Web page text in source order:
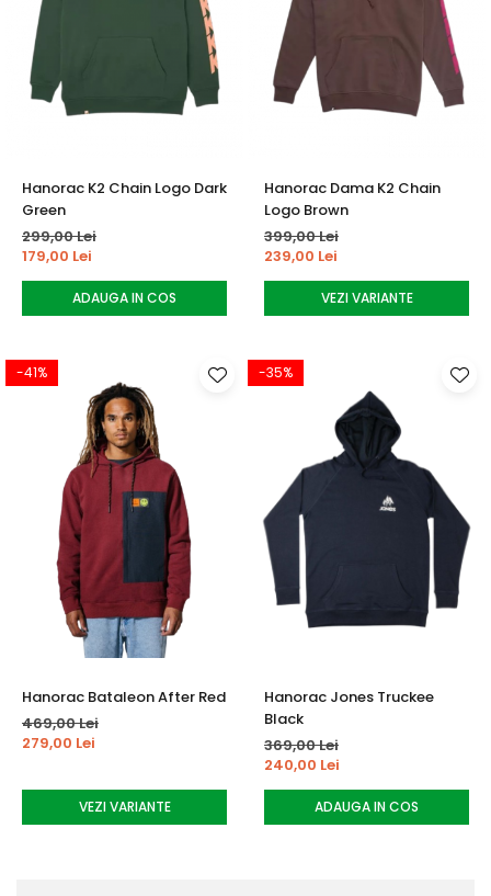
Hanorac K2 Chain Logo Dark
Green
299,00 Lei
179,00 Lei
ADAUGA IN COS
Hanorac Dama K2 Chain
Logo Brown
399,00 Lei
239,00 Lei
VEZI VARIANTE
-41%
Hanorac Bataleon After Red
469,00 Lei
279,00 Lei
VEZI VARIANTE
-35%
Hanorac Jones Truckee
Black
369,00 Lei
240,00 Lei
ADAUGA IN COS